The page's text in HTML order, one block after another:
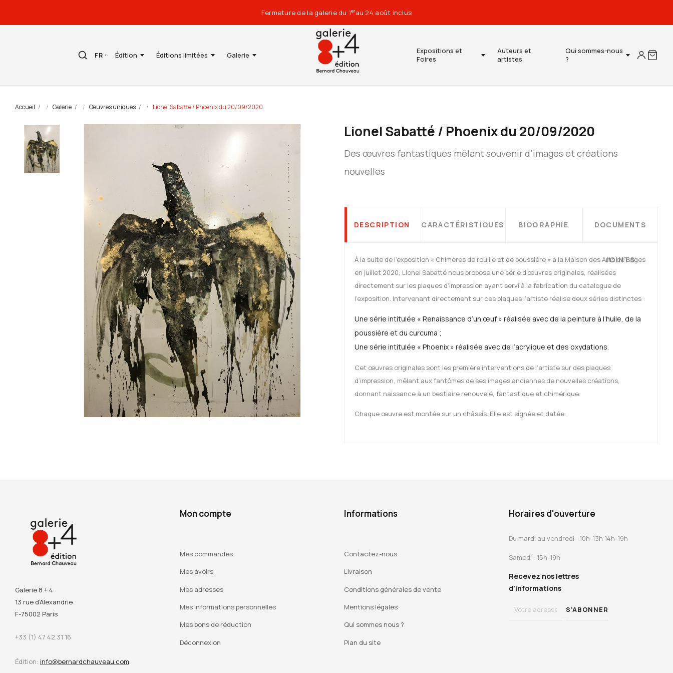
Fermeture de la galerie du 1erau 24 août inclus
FR Édition Éditions limitées Galerie
Expositions et
Foires
Auteurs et
artistes
Qui sommes-nous
?
Accueil Galerie Oeuvres uniques Lionel Sabatté / Phoenix du 20/09/2020
Lionel Sabatté / Phoenix du 20/09/2020
Des œuvres fantastiques mêlant souvenir d’images et créations
nouvelles
DESCRIPTION CARACTÉRISTIQUES BIOGRAPHIE DOCUMENTS
JOINTS
À la suite de l'exposition « Chimères de rouille et de poussière » à la Maison des Arts de Bages
en juillet 2020, Lionel Sabatté nous propose une série d'œuvres originales, réalisées
directement sur les plaques d’impression ayant servi à la fabrication du catalogue de
l’exposition. Intervenant directement sur ces plaques l’artiste réalise deux séries distinctes :
Une série intitulée « Renaissance d’un œuf » réalisée avec de la peinture à l’huile, de la
poussière et du curcuma ;
Une série intitulée « Phoenix » réalisée avec de l’acrylique et des oxydations.
Cet œuvres originales sont les première interventions de l’artiste sur des plaques
d’impression, mêlant aux fantômes de ses images anciennes de nouvelles créations,
donnant naissance à un bestiaire renouvelé, fantastique et chimérique.
Chaque œuvre est montée sur un châssis. Elle est signée et datée.
Galerie 8 + 4
13 rue d’Alexandrie
F-75002 Paris
+33 (1) 47 42 31 16
Édition: info@bernardchauveau.com
Mon compte
Mes commandes
Mes avoirs
Mes adresses
Mes informations personnelles
Mes bons de réduction
Déconnexion
Informations
Contactez-nous
Livraison
Conditions générales de vente
Mentions légales
Qui sommes nous ?
Plan du site
Horaires d'ouverture
Du mardi au vendredi : 10h-13h 14h-19h
Samedi : 15h-19h
Recevez nos lettres
d’informations